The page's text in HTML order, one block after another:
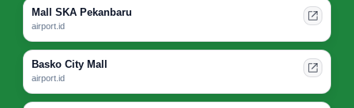
Mall SKA Pekanbaru
airport.id
Basko City Mall
airport.id